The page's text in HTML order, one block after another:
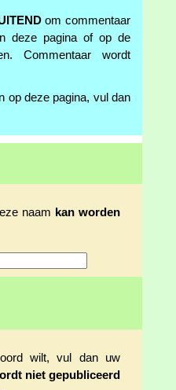
om commentaar
deze pagina of op de
Commentaar wordt
op deze pagina, vul dan
naam kan worden
wilt, vul dan uw
niet gepubliceerd